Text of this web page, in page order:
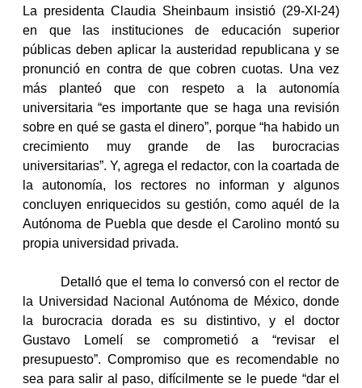
Alán
Colibrí
electrónico
La presidenta Claudia Sheinbaum insistió (29-XI-24)
en que las instituciones de educación superior
públicas deben aplicar la austeridad republicana y se
pronunció en contra de que cobren cuotas. Una vez
más planteó que con respeto a la autonomía
universitaria “es importante que se haga una revisión
sobre en qué se gasta el dinero”, porque “ha habido un
crecimiento muy grande de las burocracias
universitarias”. Y, agrega el redactor, con la coartada de
la autonomía, los rectores no informan y algunos
concluyen enriquecidos su gestión, como aquél de la
Autónoma de Puebla que desde el Carolino montó su
propia universidad privada.
Detalló que el tema lo conversó con el rector de
la Universidad Nacional Autónoma de México, donde
la burocracia dorada es su distintivo, y el doctor
Gustavo Lomelí se comprometió a “revisar el
presupuesto”. Compromiso que es recomendable no
sea para salir al paso, difícilmente se le puede “dar el